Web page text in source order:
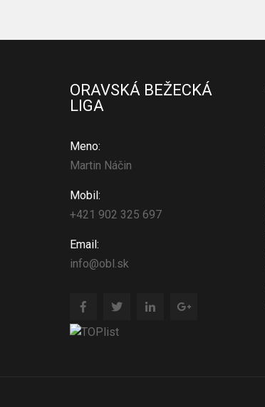
ORAVSKÁ BEŽECKÁ
LIGA
Meno:
Martin Náčin
Mobil:
+421 902 325 697
Email:
info@obl.sk